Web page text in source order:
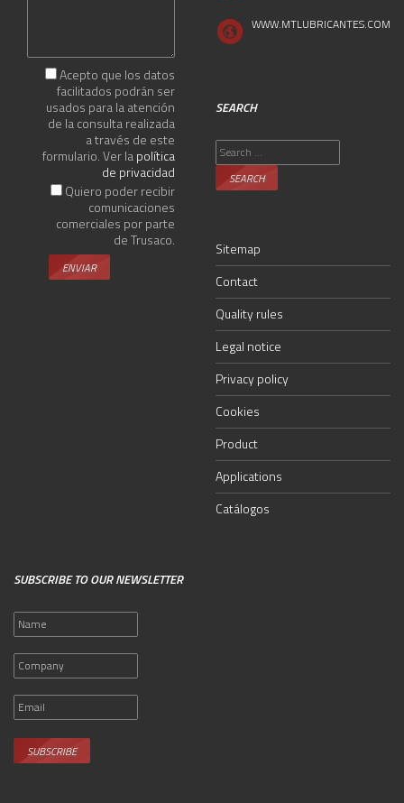
Acepto que los datos
facilitados podrán ser
usados para la atención
de la consulta realizada
a través de este
formulario. Ver lapolítica
de privacidad
Quiero poder recibir
comunicaciones
comerciales por parte
de Trusaco.
WWW.MTLUBRICANTES.COM
SEARCH
Search
for:
Sitemap
Contact
Quality rules
Legal notice
Privacy policy
Cookies
Product
Applications
Catálogos
SUBSCRIBE TO OUR NEWSLETTER